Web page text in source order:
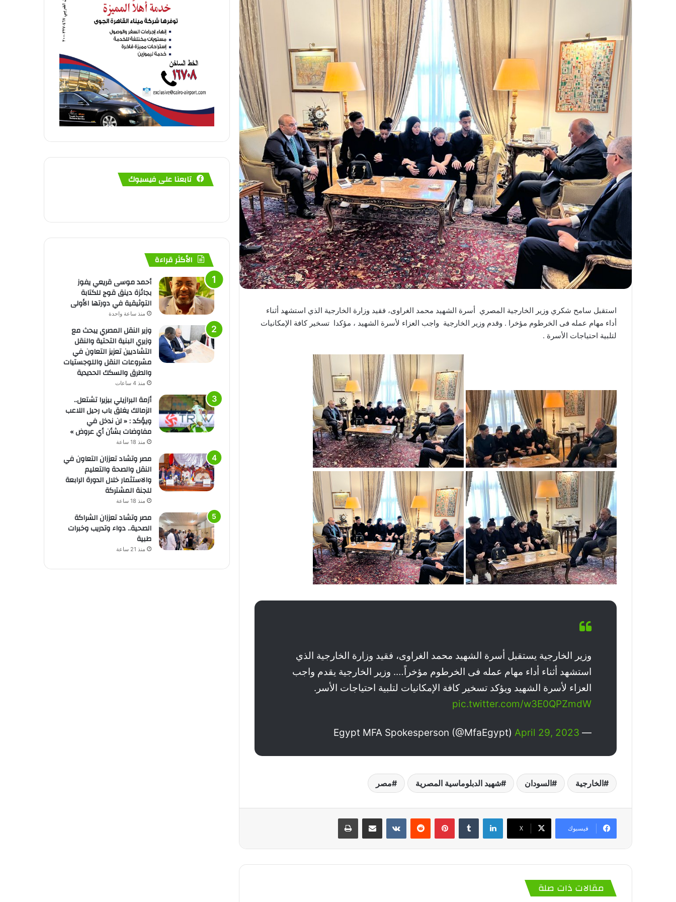
‏استقبل سامح شكري وزير الخارجية المصري أسرة الشهيد محمد الغراوى، فقيد وزارة الخارجية الذي استشهد أثناء
أداء مهام عمله فى الخرطوم مؤخرا . وقدم وزير الخارجية واجب العزاء لأسرة الشهيد ، مؤكدا تسخير كافة الإمكانيات
لتلبية احتياجات الأسرة .
وزير الخارجية يستقبل أسرة الشهيد محمد الغراوى، فقيد وزارة الخارجية الذي
استشهد أثناء أداء مهام عمله فى الخرطوم مؤخراً…. وزير الخارجية يقدم واجب
العزاء لأسرة الشهيد ويؤكد تسخير كافة الإمكانيات لتلبية احتياجات الأسر.
pic.twitter.com/w3E0QPZmdW
— Egypt MFA Spokesperson (@MfaEgypt)
April 29, 2023
الخارجية السودان شهيد الدبلوماسية المصرية مصر
فيسبوك ‫X
لينكدإن بينتيريست
مقالات ذات صلة
تابعنا على فيسبوك
الأكثر قراءة
أحمد موسى قريعي يفوز
بجائزة دينق قوج للكتابة
التوثيقية في دورتها الأولى
منذ ساعة واحدة
وزير النقل المصري يبحث مع
وزيري البنية التحتية والنقل
التشاديين تعزيز التعاون في
مشروعات النقل واللوجستيات
والطرق والسكك الحديدية
منذ 4 ساعات
أزمة البرازيلي بيزيرا تشتعل..
الزمالك يغلق باب رحيل اللاعب
ويؤكد : « لن ندخل في
مفاوضات بشأن أي عروض »
منذ 18 ساعة
مصر وتشاد تعززان التعاون في
النقل والصحة والتعليم
والاستثمار خلال الدورة الرابعة
للجنة المشتركة
منذ 18 ساعة
مصر وتشاد تعززان الشراكة
الصحية.. دواء وتدريب وخبرات
طبية
منذ 21 ساعة